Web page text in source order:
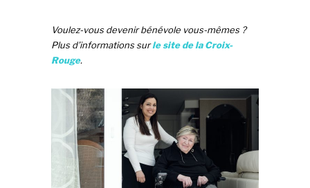
Voulez-vous devenir bénévole vous-mêmes ?
Plus d’informations surle site de la Croix-
Rouge.